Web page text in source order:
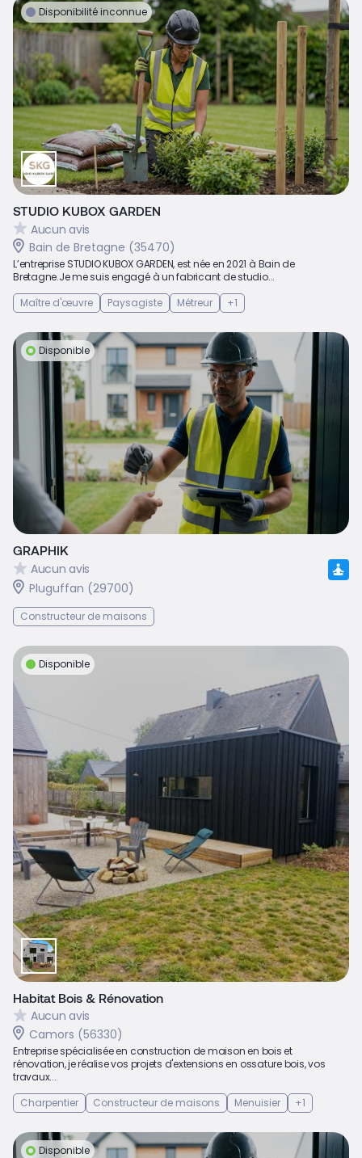
Disponibilité inconnue
STUDIO KUBOX GARDEN
Aucun avis
Bain de Bretagne (35470)
L’entreprise STUDIO KUBOX GARDEN, est née en 2021 à Bain de
Bretagne.Je me suis engagé à un fabricant de studio...
Maître d'œuvre
Paysagiste Métreur +1
Disponible
GRAPHIK
Aucun avis
Pluguffan (29700)
Constructeur de maisons
Disponible
Habitat Bois & Rénovation
Aucun avis
Camors (56330)
Entreprise spécialisée en construction de maison en bois et
rénovation, je réalise vos projets d'extensions en ossature bois, vos
travaux...
Charpentier
Constructeur de maisons Menuisier +1
Disponible